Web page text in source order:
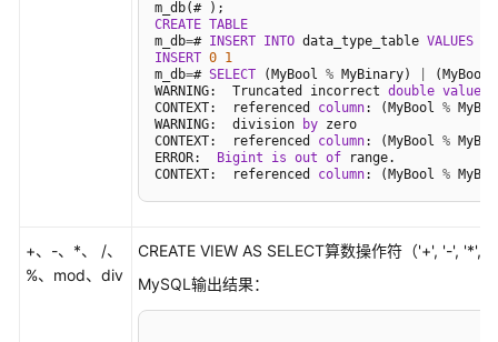
CREATE TABLE
m_db=# INSERT INTO data_type_table VALUES
INSERT 0 1
m_db=# SELECT (MyBool % MyBinary) (MyBool
WARNING:  Truncated incorrect double value
CONTEXT:  referenced column: (MyBool %
WARNING:  division
by zero
CONTEXT:  referenced column: (MyBool %
ERROR:
Bigint is out of range.
CONTEXT:  referenced column: (MyBool %
+、-、*、 /、
%、mod、div
CREATE VIEW AS SELECT算数操作符（'+', '-',
MySQL输出结果：